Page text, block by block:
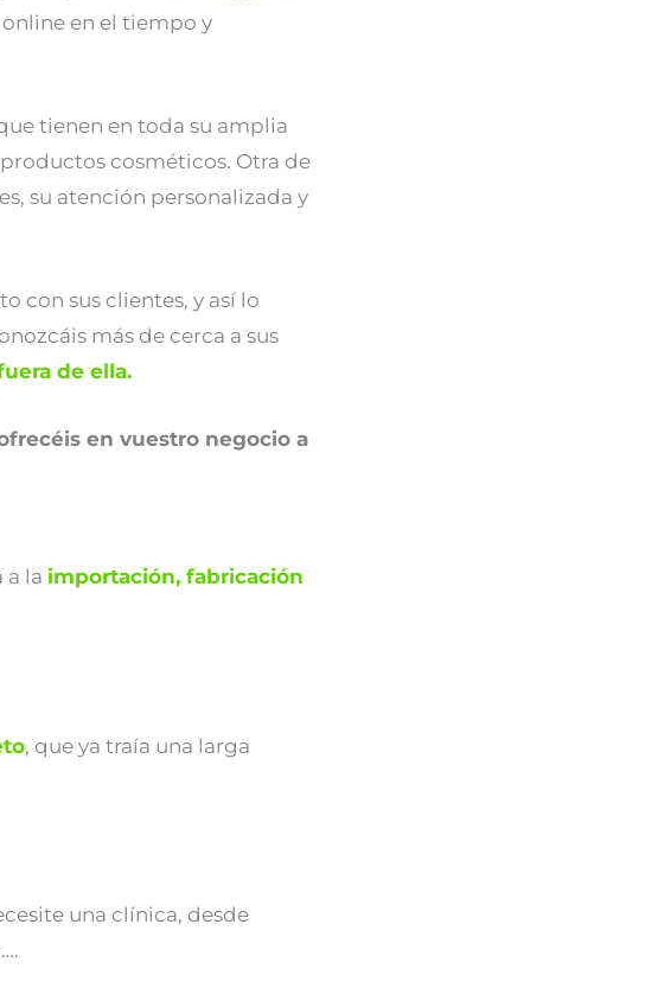
en el tiempo y
tienen en toda su amplia
cosméticos. Otra de
su atención personalizada y
con sus clientes, y así lo
más de cerca a sus
de ella.
en vuestro negocio a
a la importación, fabricación
, que ya traía una larga
una clínica, desde